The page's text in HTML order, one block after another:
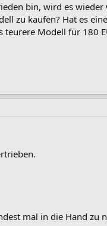
bin, wird es
zu kaufen? Hat es
teurere Modell für 180
mal in die Hand zu